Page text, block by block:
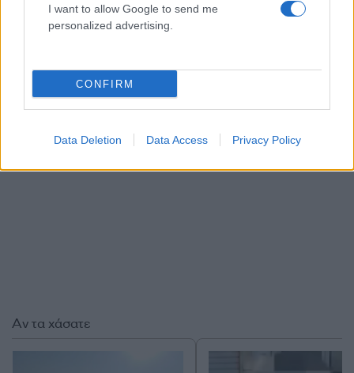
I want to allow Google to send me
personalized advertising.
CONFIRM
Data Deletion Data Access Privacy Policy
Συγγενείς και φίλοι τις αποχαιρέτησαν με λευκά
λουλούδια στα χέρια και ένα αναπάντητο «γιατί»
Αν τα χάσατε